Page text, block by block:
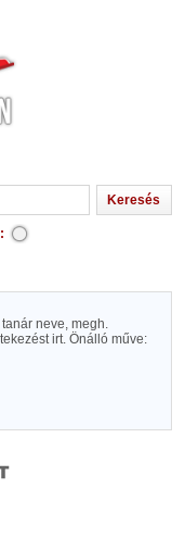
neve, megh.
irt. Önálló műve: